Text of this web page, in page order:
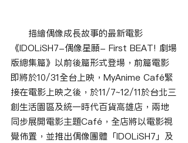
描繪偶像成長故事的最新電影
《IDOLiSH7-偶像星願- First BEAT! 劇場
版總集篇》以前後篇形式登場，前篇電影
即將於10/31全台上映，MyAnime Café緊
接在電影上映之後，於11/7~12/11於台北三
創生活園區及統一時代百貨高雄店，兩地
同步展開電影主題Café，全店將以電影視
覺佈置，並推出偶像團體「IDOLiSH7」及